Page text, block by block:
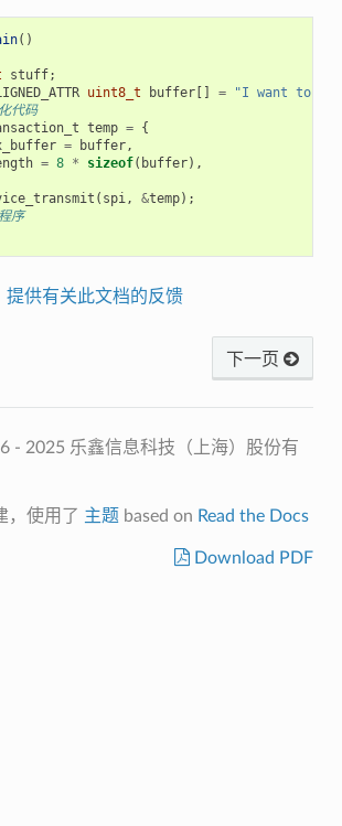
()
stuff;
uint8_t buffer[] =
"I want to
代码
temp = {
= buffer,
= 8 * sizeof( buffer),
( spi, &temp);
序
提供有关此文档的反馈
下一页
- 2025 乐鑫信息科技（上海）股份有
，使用了 主题 based on Read the Docs
Download PDF